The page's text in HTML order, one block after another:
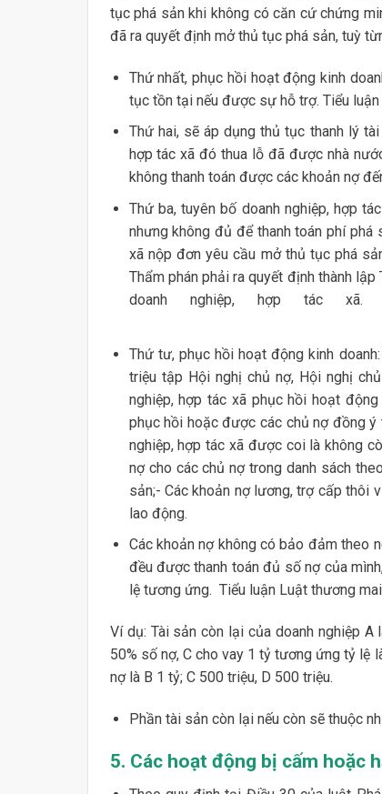
tục phá sản khi không có căn cứ chứng
đã ra quyết định mở thủ tục phá sản, tuỳ
Thứ nhất, phục hồi hoạt động kinh
tục tồn tại nếu được sự hỗ trợ. Tiểu
Thứ hai, sẽ áp dụng thủ tục thanh lý
hợp tác xã đó thua lỗ đã được nhà
không thanh toán được các khoản nợ
Thứ ba, tuyên bố doanh nghiệp, hợp
nhưng không đủ để thanh toán phí phá
xã nộp đơn yêu cầu mở thủ tục phá
Thẩm phán phải ra quyết định thành
doanh nghiệp, hợp tác xã.
Thứ tư, phục hồi hoạt động kinh
triệu tập Hội nghị chủ nợ, Hội nghị
nghiệp, hợp tác xã phục hồi hoạt
phục hồi hoặc được các chủ nợ đồng
nghiệp, hợp tác xã được coi là không
nợ cho các chủ nợ trong danh sách
sản;- Các khoản nợ lương, trợ cấp thôi
lao động.
Các khoản nợ không có bảo đảm theo
đều được thanh toán đủ số nợ của
lệ tương ứng. Tiểu luận Luật thương
Ví dụ: Tài sản còn lại của doanh nghiệp
50% số nợ, C cho vay 1 tỷ tương ứng tỷ lệ
nợ là B 1 tỷ; C 500 triệu, D 500 triệu.
Phần tài sản còn lại nếu còn sẽ thuộc
5. Các hoạt động bị cấm hoặc